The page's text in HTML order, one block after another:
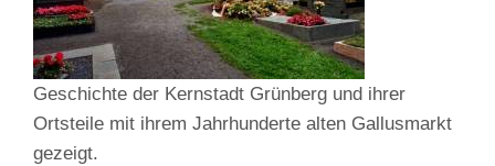
Geschichte der Kernstadt Grünberg und ihrer
Ortsteile mit ihrem Jahrhunderte alten Gallusmarkt
gezeigt.